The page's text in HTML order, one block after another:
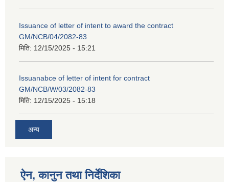
Issuance of letter of intent to award the contract
GM/NCB/04/2082-83
मिति: 12/15/2025 - 15:21
Issuanabce of letter of intent for contract
GM/NCB/W/03/2082-83
मिति: 12/15/2025 - 15:18
अन्य
ऐन, कानुन तथा निर्देशिका